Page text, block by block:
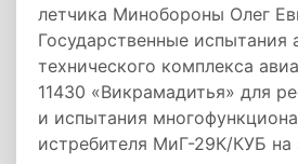
летчика Минобороны Олег
Государственные испытания
технического комплекса
11430 «Викрамадитья» для
и испытания
истребителя МиГ-29К/КУБ на